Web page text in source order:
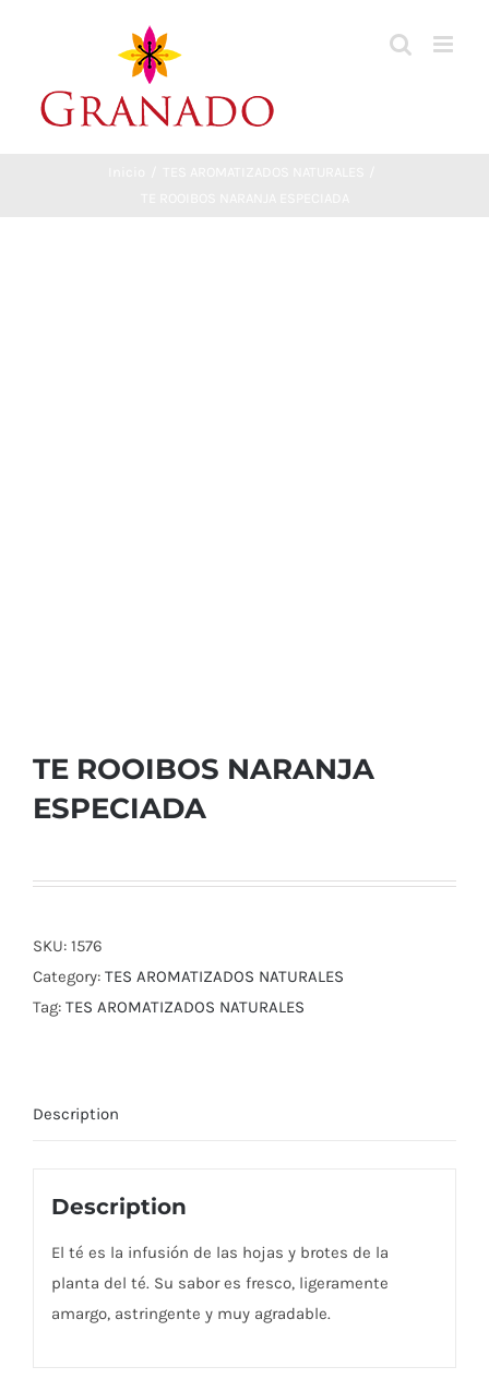
TE ROOIBOS NARANJA
ESPECIADA
SKU: 1576
Category: TES AROMATIZADOS NATURALES
Tag: TES AROMATIZADOS NATURALES
Description
Description
El té es la infusión de las hojas y brotes de la
planta del té. Su sabor es fresco, ligeramente
amargo, astringente y muy agradable.